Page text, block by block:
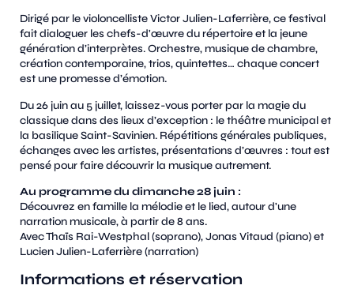
Dirigé par le violoncelliste Victor Julien-Laferrière, ce festival
fait dialoguer les chefs-d'œuvre du répertoire et la jeune
génération d’interprètes. Orchestre, musique de chambre,
création contemporaine, trios, quintettes… chaque concert
est une promesse d’émotion.
Du 26 juin au 5 juillet, laissez-vous porter par la magie du
classique dans des lieux d’exception : le théâtre municipal et
la basilique Saint-Savinien. Répétitions générales publiques,
échanges avec les artistes, présentations d’œuvres : tout est
pensé pour faire découvrir la musique autrement.
Au programme du dimanche 28 juin :
Découvrez en famille la mélodie et le lied, autour d'une
narration musicale, à partir de 8 ans.
Avec Thaïs Rai-Westphal (soprano), Jonas Vitaud (piano) et
Lucien Julien-Laferrière (narration)
Informations et réservation